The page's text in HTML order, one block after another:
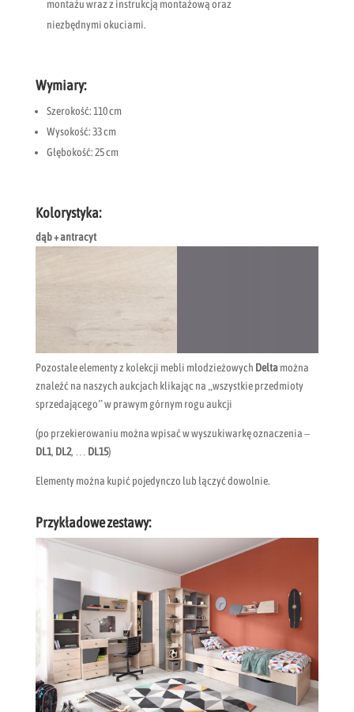
montażu wraz z instrukcją montażową oraz
niezbędnymi okuciami.
Wymiary:
Szerokość: 110 cm
Wysokość: 33 cm
Głębokość: 25 cm
Kolorystyka:
dąb + antracyt
Pozostałe elementy z kolekcji mebli młodzieżowych Deltamożna
znaleźć na naszych aukcjach klikając na „wszystkie przedmioty
sprzedającego” w prawym górnym rogu aukcji
(po przekierowaniu można wpisać w wyszukiwarkę oznaczenia –
DL1, DL2, … DL15)
Elementy można kupić pojedynczo lub łączyć dowolnie.
Przykładowe zestawy: